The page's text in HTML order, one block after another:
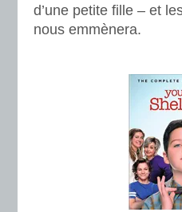
d’une petite fille – et
nous emmènera.